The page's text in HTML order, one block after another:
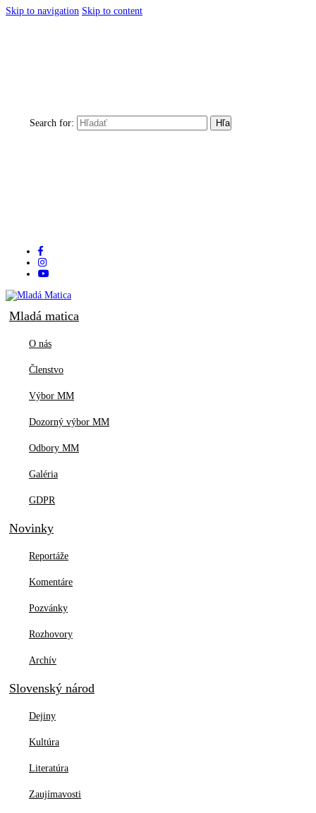
Skip to navigation Skip to content
Search for:
Mladá Matica
Mladá matica
O nás
Členstvo
Výbor MM
Dozorný výbor MM
Odbory MM
Galéria
GDPR
Novinky
Reportáže
Komentáre
Pozvánky
Rozhovory
Archív
Slovenský národ
Dejiny
Kultúra
Literatúra
Zaujímavosti